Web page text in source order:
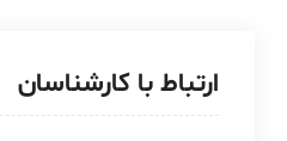
ارتباط با کارشناسان